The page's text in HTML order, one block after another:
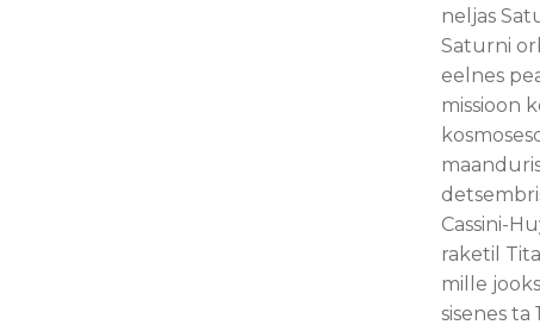
neljas
Saturni
eelnes
missioon
Cassini-
raketil
mille
sisenes